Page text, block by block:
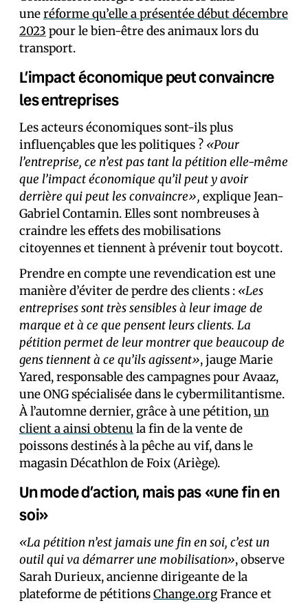
uneréforme qu’elle a présentée début décembre
2023 pour le bien-être des animaux lors du
transport.
L’impact économique peut convaincre
les entreprises
Les acteurs économiques sont-ils plus
influençables que les politiques ? «Pour
l’entreprise, ce n’est pas tant la pétition elle-même
que l’impact économique qu’il peut y avoir
derrière qui peut les convaincre», explique Jean-
Gabriel Contamin. Elles sont nombreuses à
craindre les effets des mobilisations
citoyennes et tiennent à prévenir tout boycott.
Prendre en compte une revendication est une
manière d’éviter de perdre des clients : «Les
entreprises sont très sensibles à leur image de
marque et à ce que pensent leurs clients. La
pétition permet de leur montrer que beaucoup de
gens tiennent à ce qu’ils agissent», jauge Marie
Yared, responsable des campagnes pour Avaaz,
une ONG spécialisée dans le cybermilitantisme.
À l’automne dernier, grâce à une pétition,un
client a ainsi obtenu la fin de la vente de
poissons destinés à la pêche au vif, dans le
magasin Décathlon de Foix (Ariège).
Un mode d’action, mais pas «une fin en
soi»
«La pétition n’est jamais une fin en soi, c’est un
outil qui va démarrer une mobilisation», observe
Sarah Durieux, ancienne dirigeante de la
plateforme de pétitionsChange.orgFrance et